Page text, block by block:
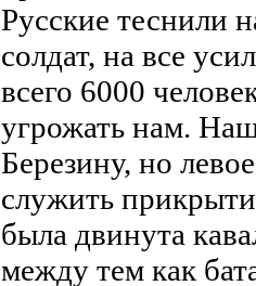
Русские теснили
солдат, на все
всего 6000
угрожать нам.
Березину, но
служить
была двинута
между тем как